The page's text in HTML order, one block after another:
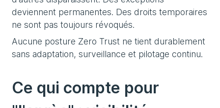
deviennent permanentes. Des droits temporaires
ne sont pas toujours révoqués.
Aucune posture Zero Trust ne tient durablement
sans adaptation, surveillance et pilotage continu.
Ce qui compte pour